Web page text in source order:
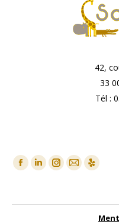
42,
33
Tél :
Trouvez nous sur :
Facebook
LinkedInInstagram
MailYelp